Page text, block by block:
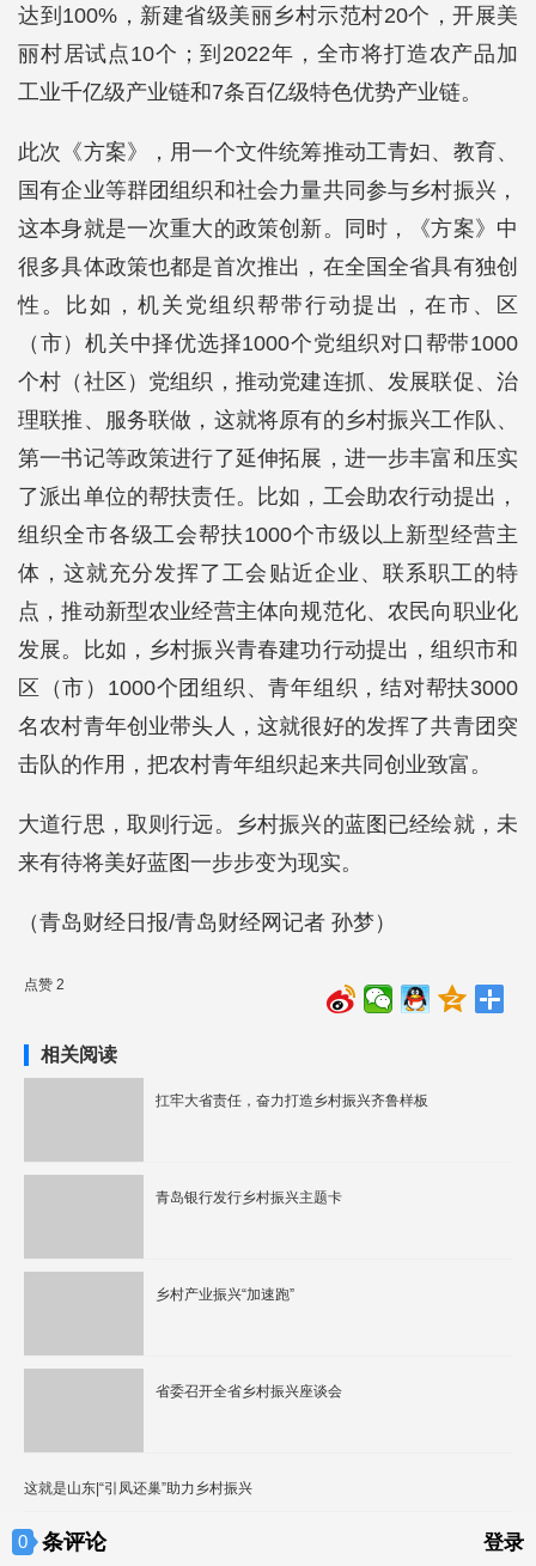
达到100%，新建省级美丽乡村示范村20个，开展美
丽村居试点10个；到2022年，全市将打造农产品加
工业千亿级产业链和7条百亿级特色优势产业链。
此次《方案》，用一个文件统筹推动工青妇、教育、
国有企业等群团组织和社会力量共同参与乡村振兴，
这本身就是一次重大的政策创新。同时，《方案》中
很多具体政策也都是首次推出，在全国全省具有独创
性。比如，机关党组织帮带行动提出，在市、区
（市）机关中择优选择1000个党组织对口帮带1000
个村（社区）党组织，推动党建连抓、发展联促、治
理联推、服务联做，这就将原有的乡村振兴工作队、
第一书记等政策进行了延伸拓展，进一步丰富和压实
了派出单位的帮扶责任。比如，工会助农行动提出，
组织全市各级工会帮扶1000个市级以上新型经营主
体，这就充分发挥了工会贴近企业、联系职工的特
点，推动新型农业经营主体向规范化、农民向职业化
发展。比如，乡村振兴青春建功行动提出，组织市和
区（市）1000个团组织、青年组织，结对帮扶3000
名农村青年创业带头人，这就很好的发挥了共青团突
击队的作用，把农村青年组织起来共同创业致富。
大道行思，取则行远。乡村振兴的蓝图已经绘就，未
来有待将美好蓝图一步步变为现实。
（青岛财经日报/青岛财经网记者 孙梦）
点赞 2
相关阅读
扛牢大省责任，奋力打造乡村振兴齐鲁样板
青岛银行发行乡村振兴主题卡
乡村产业振兴“加速跑”
省委召开全省乡村振兴座谈会
这就是山东|“引凤还巢”助力乡村振兴
0 条评论 登录